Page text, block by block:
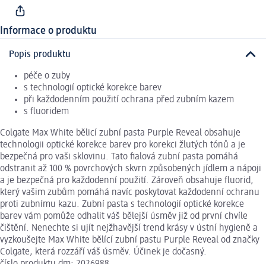
Informace o produktu
Popis produktu
péče o zuby
s technologií optické korekce barev
při každodenním použití ochrana před zubním kazem
s fluoridem
Colgate Max White bělicí zubní pasta Purple Reveal obsahuje
technologii optické korekce barev pro korekci žlutých tónů a je
bezpečná pro vaši sklovinu. Tato fialová zubní pasta pomáhá
odstranit až 100 % povrchových skvrn způsobených jídlem a nápoji
a je bezpečná pro každodenní použití. Zároveň obsahuje fluorid,
který vašim zubům pomáhá navíc poskytovat každodenní ochranu
proti zubnímu kazu. Zubní pasta s technologií optické korekce
barev vám pomůže odhalit váš bělejší úsměv již od první chvíle
čištění. Nenechte si ujít nejžhavější trend krásy v ústní hygieně a
vyzkoušejte Max White bělící zubní pastu Purple Reveal od značky
Colgate, která rozzáří váš úsměv. Účinek je dočasný.